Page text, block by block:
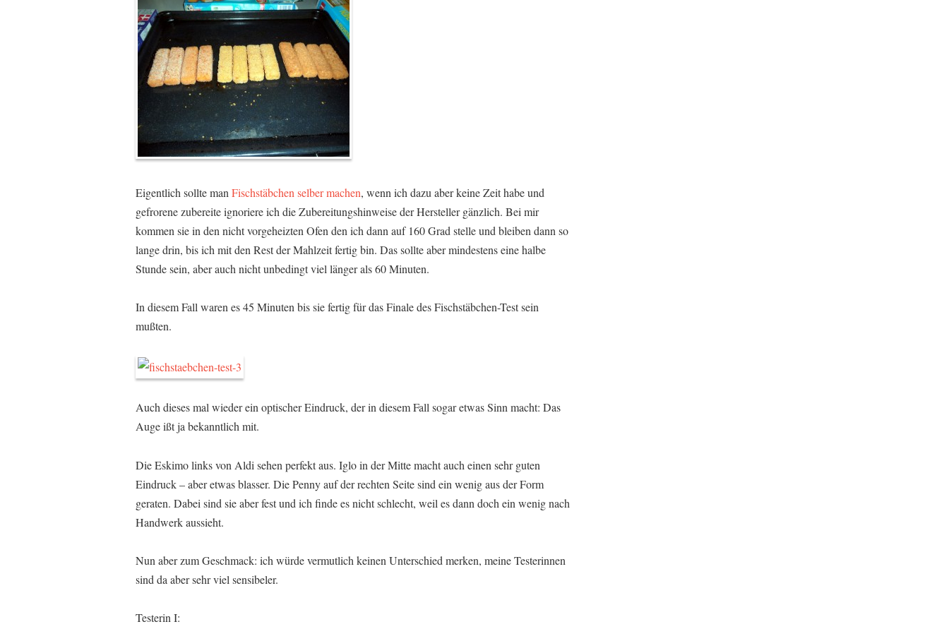
Eigentlich sollte man Fischstäbchen selber machen, wenn ich dazu aber keine Zeit habe und
gefrorene zubereite ignoriere ich die Zubereitungshinweise der Hersteller gänzlich. Bei mir
kommen sie in den nicht vorgeheizten Ofen den ich dann auf 160 Grad stelle und bleiben dann so
lange drin, bis ich mit den Rest der Mahlzeit fertig bin. Das sollte aber mindestens eine halbe
Stunde sein, aber auch nicht unbedingt viel länger als 60 Minuten.
In diesem Fall waren es 45 Minuten bis sie fertig für das Finale des Fischstäbchen-Test sein
mußten.
Auch dieses mal wieder ein optischer Eindruck, der in diesem Fall sogar etwas Sinn macht: Das
Auge ißt ja bekanntlich mit.
Die Eskimo links von Aldi sehen perfekt aus. Iglo in der Mitte macht auch einen sehr guten
Eindruck – aber etwas blasser. Die Penny auf der rechten Seite sind ein wenig aus der Form
geraten. Dabei sind sie aber fest und ich finde es nicht schlecht, weil es dann doch ein wenig nach
Handwerk aussieht.
Nun aber zum Geschmack: ich würde vermutlich keinen Unterschied merken, meine Testerinnen
sind da aber sehr viel sensibeler.
Testerin I: